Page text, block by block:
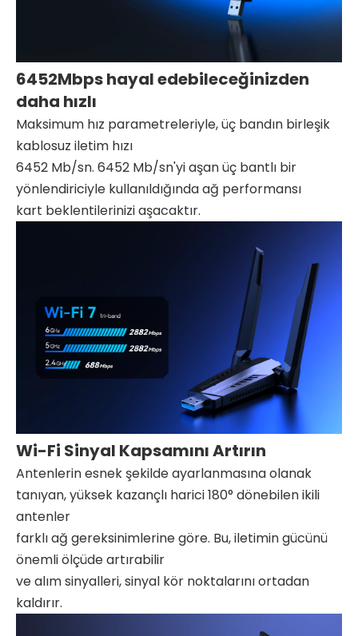
6452Mbps hayal edebileceğinizden
daha hızlı
Maksimum hız parametreleriyle, üç bandın birleşik
kablosuz iletim hızı
6452 Mb/sn. 6452 Mb/sn'yi aşan üç bantlı bir
yönlendiriciyle kullanıldığında ağ performansı
kart beklentilerinizi aşacaktır.
Wi-Fi Sinyal Kapsamını Artırın
Antenlerin esnek şekilde ayarlanmasına olanak
tanıyan, yüksek kazançlı harici 180° dönebilen ikili
antenler
farklı ağ gereksinimlerine göre. Bu, iletimin gücünü
önemli ölçüde artırabilir
ve alım sinyalleri, sinyal kör noktalarını ortadan
kaldırır.